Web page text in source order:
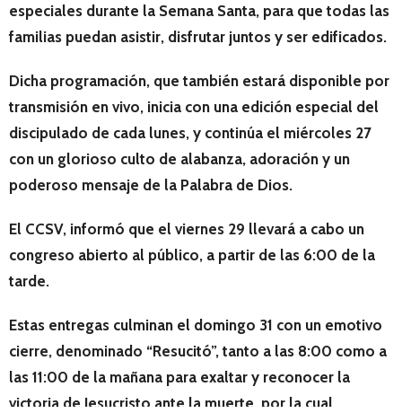
especiales durante la Semana Santa, para que todas las
familias puedan asistir, disfrutar juntos y ser edificados.
Dicha programación, que también estará disponible por
transmisión en vivo, inicia con una edición especial del
discipulado de cada lunes, y continúa el miércoles 27
con un glorioso culto de alabanza, adoración y un
poderoso mensaje de la Palabra de Dios.
El CCSV, informó que el viernes 29 llevará a cabo un
congreso abierto al público, a partir de las 6:00 de la
tarde.
Estas entregas culminan el domingo 31 con un emotivo
cierre, denominado “Resucitó”, tanto a las 8:00 como a
las 11:00 de la mañana para exaltar y reconocer la
victoria de Jesucristo ante la muerte, por la cual